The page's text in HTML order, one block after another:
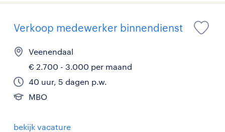
Verkoop medewerker binnendienst
Veenendaal
€ 2.700 - 3.000 per maand
40 uur, 5 dagen p.w.
MBO
bekijk vacature